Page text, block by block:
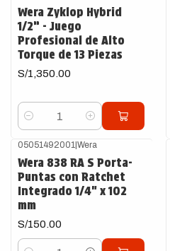
Wera Zyklop Hybrid
1/2” - Juego
Profesional de Alto
Torque de 13 Piezas
S/1,350.00
Cantidad
05051492001 |Wera
Wera 838 RA S Porta-
Puntas con Ratchet
Integrado 1/4" x 102
mm
S/150.00